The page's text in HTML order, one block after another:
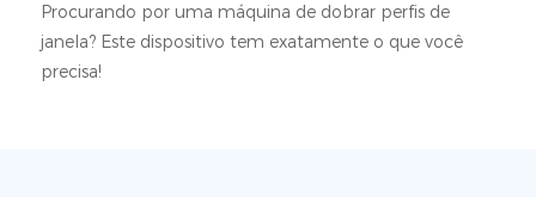
Procurando por uma máquina de dobrar perfis de
janela? Este dispositivo tem exatamente o que você
precisa!